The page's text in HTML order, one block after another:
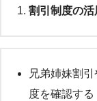
割引制度の活
兄弟姉妹割
度を確認する